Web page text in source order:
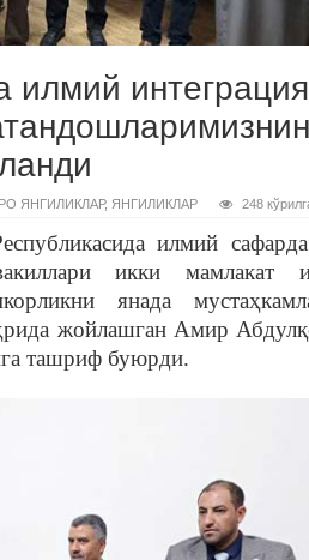
илмий
ЯНГИЛИКЛАР, ЯНГИЛИКЛАР 248
илмий
икки мамлакат
янада
жойлашган Амир
ташриф буюрди.